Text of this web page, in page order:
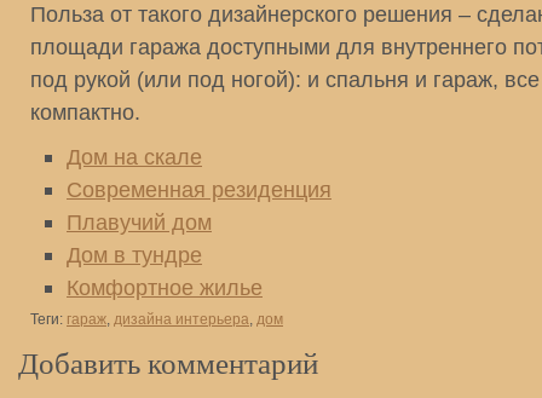
Польза от такого дизайнерского решения –
площади гаража доступными для внутреннего
под рукой (или под ногой): и спальня и гараж,
компактно.
Дом на скале
Современная резиденция
Плавучий дом
Дом в тундре
Комфортное жилье
Теги: гараж, дизайна интерьера, дом
Добавить комментарий